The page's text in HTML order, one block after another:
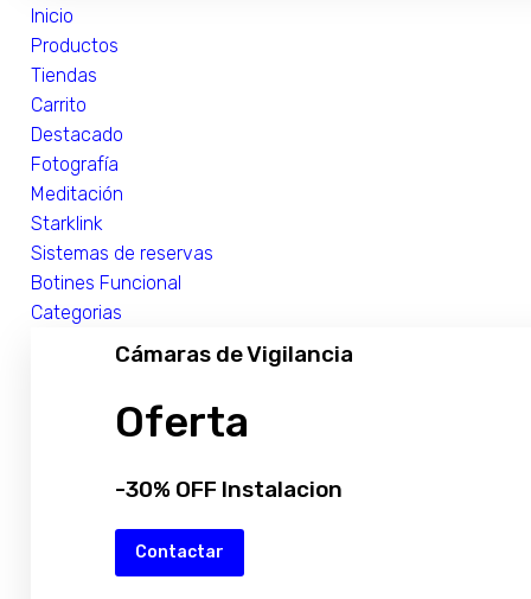
Inicio
Productos
Tiendas
Carrito
Destacado
Fotografía
Meditación
Starklink
Sistemas de reservas
Botines Funcional
Categorias
Cámaras de Vigilancia
Oferta
-30% OFF Instalacion
Contactar